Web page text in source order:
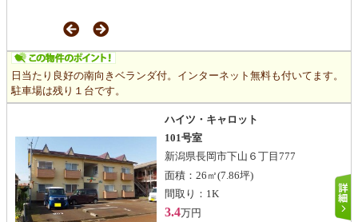
日当たり良好の南向きベランダ付。インターネット無料も付いてます。
駐車場は残り１台です。
ハイツ・キャロット
101号室
新潟県長岡市下山６丁目777
面積： 26㎡(7.86坪)
間取り： 1K
3.4万円